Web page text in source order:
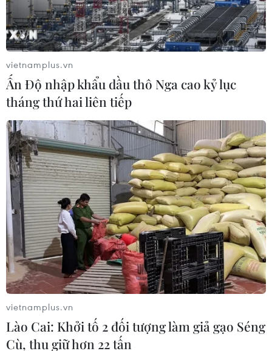
Năm 2023: Du lịch Hà Nội tạo đột phá
bằng nhiều sản phẩm mới độc đáo
05/01/2023 14:04
Năm 2023, Hà Nội sẽ đẩy mạnh triển khai các loại hình
du lịch mới như du lịch thể thao mạo hiểm, trải nghiệm,
du lịch sông Hồng, bay trực thăng, bay khinh khí cầu,
du lịch ứng dụng thực tế ảo.
vietnamplus.vn
Ấn Độ nhập khẩu dầu thô Nga cao kỷ lục
tháng thứ hai liên tiếp
vietnamplus.vn
Lào Cai: Khởi tố 2 đối tượng làm giả gạo Séng
Cù, thu giữ hơn 22 tấn